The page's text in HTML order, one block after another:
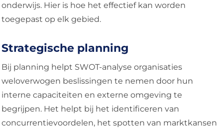
onderwijs. Hier is hoe het effectief kan worden
toegepast op elk gebied.
Strategische planning
Bij planning helpt SWOT-analyse organisaties
weloverwogen beslissingen te nemen door hun
interne capaciteiten en externe omgeving te
begrijpen. Het helpt bij het identificeren van
concurrentievoordelen, het spotten van marktkansen